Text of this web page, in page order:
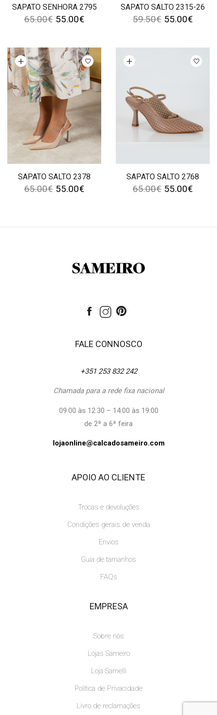
SAPATO SENHORA 2795
65.00€ 55.00€
SAPATO SALTO 2315-26
59.50€ 55.00€
SAPATO SALTO 2378
opções
65.00€ 55.00€
SAPATO SALTO 2768
Ver opções
65.00€ 55.00€
FALE CONNOSCO
+351 253 832 242
Chamada para a rede fixa nacional
09:00 às 12:30 – 14:00 às 19:00
de 2ª a 6ª feira
lojaonline@calcadosameiro.com
APOIO AO CLIENTE
Trocas e devoluções
Condições gerais de venda
Envios
Guia de tamanhos
FAQs
EMPRESA
Sobre nós
Lojas Sameiro
Loja Samelli
Política de Privacidade
Livro de reclamações